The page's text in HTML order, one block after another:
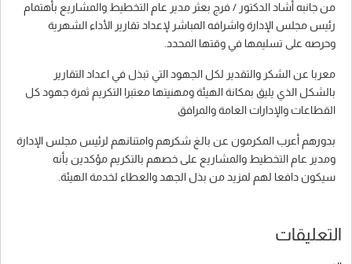
من جانبه أشاد الدكتور / فرج بعثر مدير عام التخطيط والمشاريع بأهتمام
رئيس مجلس الإدارة واشرافه المباشر لإعداد تقارير الأداء الشهرية
وحرصه على تسليمها في وقتها المحدد.
معربا عن الشكر والتقدير لكل الجهود التي تبذل في اعداد التقارير
بالشكل الذي يليق بمكانة الهيئة ومهنيتها معتبرا التكريم ثمرة جهود كل
القطاعات والإدارات العامة والمرافق
بدورهم أعرب المكرمون عن بالغ شكرهم وامتنانهم لرئيس مجلس الإدارة
ومدير عام التخطيط والمشاريع على خصهم بالتكريم مؤكدين بأنه
سيكون دافعا لهم لمزيد من بذل الجهد والعطاء لخدمة الهيئة.
التعليقات